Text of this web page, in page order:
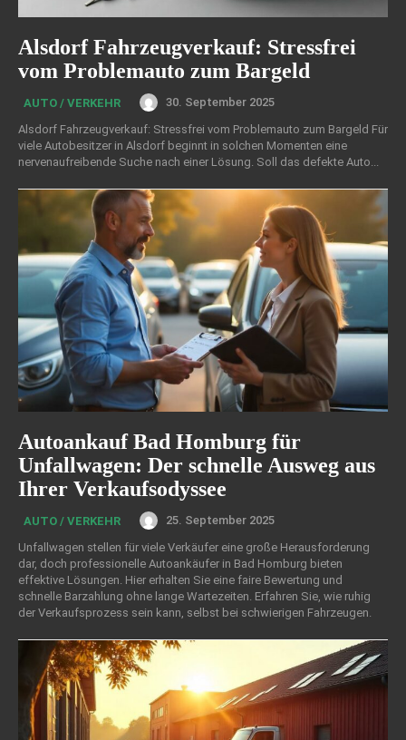
Alsdorf Fahrzeugverkauf: Stressfrei
vom Problemauto zum Bargeld
AUTO / VERKEHR
30. September 2025
Alsdorf Fahrzeugverkauf: Stressfrei vom Problemauto zum Bargeld Für
viele Autobesitzer in Alsdorf beginnt in solchen Momenten eine
nervenaufreibende Suche nach einer Lösung. Soll das defekte Auto...
Autoankauf Bad Homburg für
Unfallwagen: Der schnelle Ausweg aus
Ihrer Verkaufsodyssee
AUTO / VERKEHR
25. September 2025
Unfallwagen stellen für viele Verkäufer eine große Herausforderung
dar, doch professionelle Autoankäufer in Bad Homburg bieten
effektive Lösungen. Hier erhalten Sie eine faire Bewertung und
schnelle Barzahlung ohne lange Wartezeiten. Erfahren Sie, wie ruhig
der Verkaufsprozess sein kann, selbst bei schwierigen Fahrzeugen.